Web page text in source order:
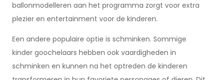
ballonmodelleren aan het programma zorgt voor extra
plezier en entertainment voor de kinderen.
Een andere populaire optie is schminken. Sommige
kinder goochelaars hebben ook vaardigheden in
schminken en kunnen na het optreden de kinderen